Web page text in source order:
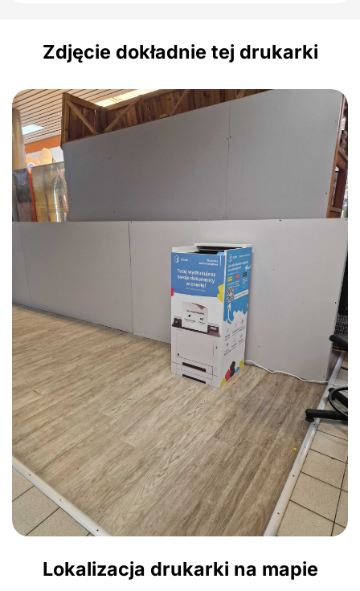
Zdjęcie dokładnie tej drukarki
Lokalizacja drukarki na mapie